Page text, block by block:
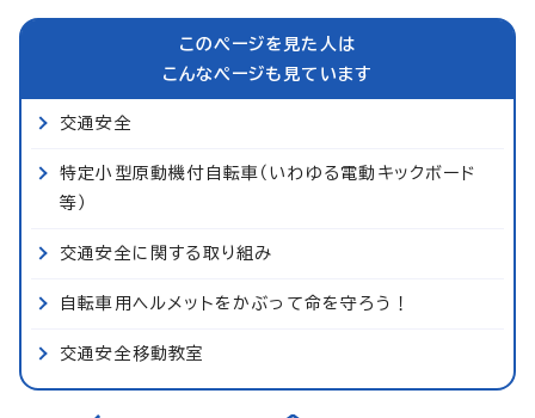
このページを見た人は
こんなページも見ています
交通安全
特定小型原動機付自転車（いわゆる電動キックボード
等）
交通安全に関する取り組み
自転車用ヘルメットをかぶって命を守ろう！
交通安全移動教室